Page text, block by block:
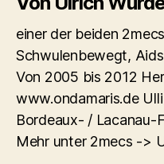
einer der beiden
Schwulenbewegt,
Von 2005 bis 2012
www.ondamaris.de
Bordeaux- / Lacanau-
Mehr unter 2mecs ->